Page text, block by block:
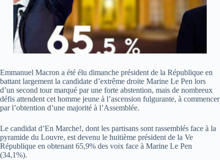
Emmanuel Macron a été élu dimanche président de la République en
battant largement la candidate d’extrême droite Marine Le Pen lors
d’un second tour marqué par une forte abstention, mais de nombreux
défis attendent cet homme jeune à l’ascension fulgurante, à commencer
par l’obtention d’une majorité à l’Assemblée.
Le candidat d’En Marche!, dont les partisans sont rassemblés face à la
pyramide du Louvre, est devenu le huitième président de la Ve
République en obtenant 65,9% des voix face à Marine Le Pen
(34,1%).